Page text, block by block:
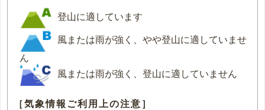
登山に適しています
風または雨が強く、やや登山に適していませ
ん
風または雨が強く、登山に適していません
［気象情報ご利用上の注意］